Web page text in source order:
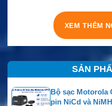
XEM THÊM
SẢN
Bộ sạc Motorola
pin NiCd và NiMH